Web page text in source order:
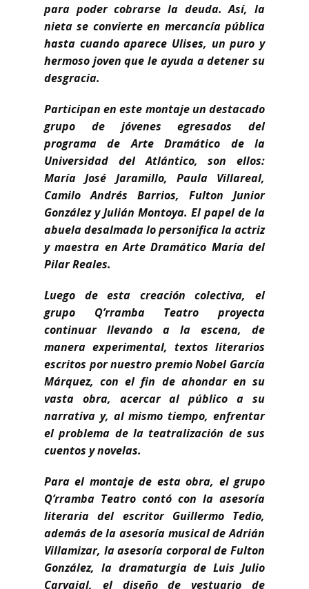
para poder cobrarse la deuda. Así, la
nieta se convierte en mercancía pública
hasta cuando aparece Ulises, un puro y
hermoso joven que le ayuda a detener su
desgracia.
Participan en este montaje un destacado
grupo de jóvenes egresados del
programa de Arte Dramático de la
Universidad del Atlántico, son ellos:
María José Jaramillo, Paula Villareal,
Camilo Andrés Barrios, Fulton Junior
González y Julián Montoya. El papel de la
abuela desalmada lo personifica la actriz
y maestra en Arte Dramático María del
Pilar Reales.
Luego de esta creación colectiva, el
grupo Q’rramba Teatro proyecta
continuar llevando a la escena, de
manera experimental, textos literarios
escritos por nuestro premio Nobel García
Márquez, con el fin de ahondar en su
vasta obra, acercar al público a su
narrativa y, al mismo tiempo, enfrentar
el problema de la teatralización de sus
cuentos y novelas.
Para el montaje de esta obra, el grupo
Q’rramba Teatro contó con la asesoría
literaria del escritor Guillermo Tedio,
además de la asesoría musical de Adrián
Villamizar, la asesoría corporal de Fulton
González, la dramaturgia de Luis Julio
Carvajal, el diseño de vestuario de